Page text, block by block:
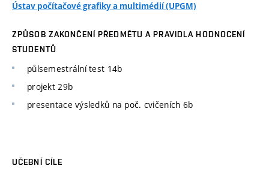
Ústav počítačové grafiky a multimédií (UPGM)
ZPŮSOB ZAKONČENÍ PŘEDMĚTU A PRAVIDLA HODNOCENÍ
STUDENTŮ
půlsemestrální test 14b
projekt 29b
presentace výsledků na poč. cvičeních 6b
UČEBNÍ CÍLE